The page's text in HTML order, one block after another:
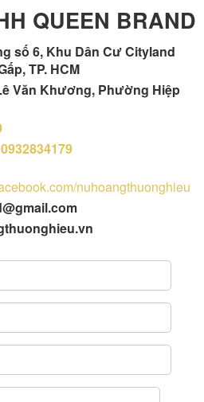
QUEEN BRAND
số 6, Khu Dân Cư Cityland
TP. HCM
Văn Khương, Phường Hiệp
0932834179
nuhoangthuonghieu